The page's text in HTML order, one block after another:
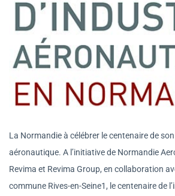
La Normandie à célébrer le centenaire de
aéronautique. A l’initiative de Normandie
Revima et Revima Group, en collaboration
commune Rives-en-Seine1, le centenaire de